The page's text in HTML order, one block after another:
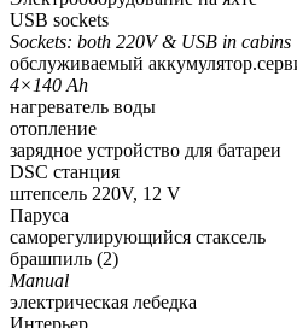
USB sockets
Sockets: both 220V & USB in cabins
обслуживаемый
4×140 Ah
нагреватель воды
отопление
зарядное устройство для батареи
DSC станция
штепсель 220V, 12 V
Паруса
саморегулирующийся стаксель
брашпиль (2)
Manual
электрическая лебедка